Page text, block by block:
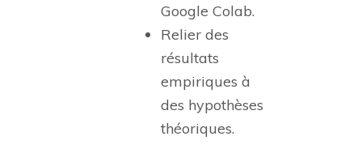
Google Colab.
Relier des
résultats
empiriques à
des hypothèses
théoriques.